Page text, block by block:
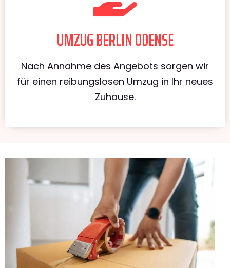
UMZUG BERLIN ODENSE
Nach Annahme des Angebots sorgen wir
für einen reibungslosen Umzug in Ihr neues
Zuhause.